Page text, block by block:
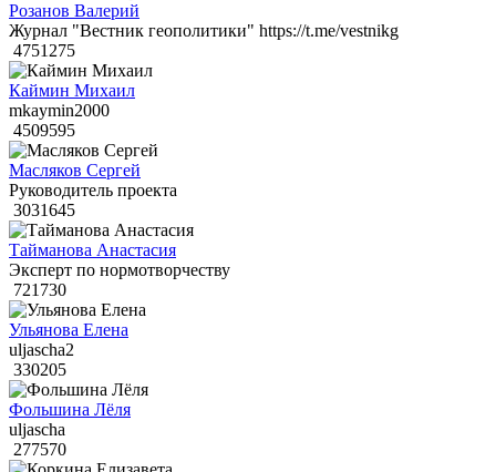
Розанов Валерий
Журнал "Вестник геополитики" https://t.me/vestnikg
4751275
Каймин Михаил
mkaymin2000
4509595
Масляков Сергей
Руководитель проекта
3031645
Тайманова Анастасия
Эксперт по нормотворчеству
721730
Ульянова Елена
uljascha2
330205
Фольшина Лёля
uljascha
277570